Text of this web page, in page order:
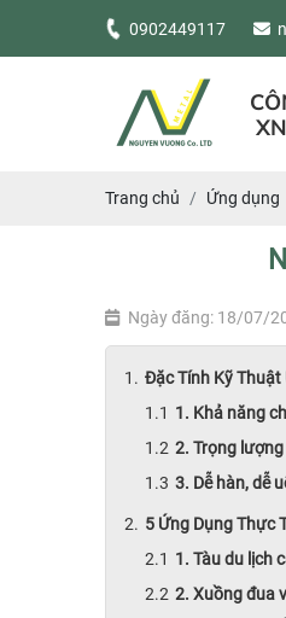
0902449117
Trang chủ Ứng dụng
Ngày đăng: 18/07/
Đặc Tính Kỹ Thuật
1. Khả năng
2. Trọng
3. Dễ hàn, dễ
5 Ứng Dụng Thực
1. Tàu du lịch
2. Xuồng đua